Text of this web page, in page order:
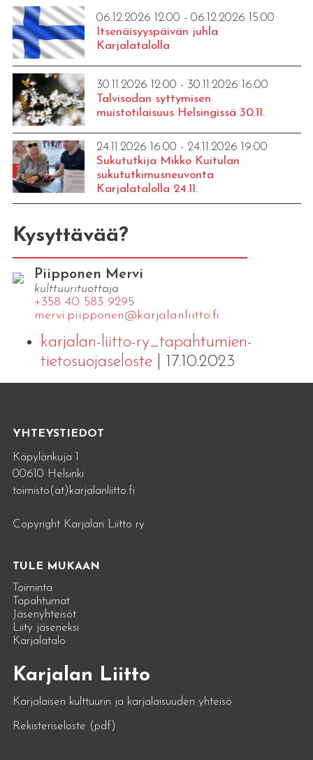
06.12.2026 12:00 - 06.12.2026 15:00
Itsenäisyyspäivän juhla
Karjalatalolla
30.11.2026 12:00 - 30.11.2026 16:00
Talvisodan syttymisen
muistotilaisuus Helsingissä 30.11.
24.11.2026 16:00 - 24.11.2026 19:00
Sukututkija Mikko Kuitulan
sukututkimusneuvonta
Karjalatalolla 24.11.
Kysyttävää?
Piipponen Mervi
kulttuurituottaja
+358 40 583 9295
mervi.​piipponen@​kar​jala​nlii​tto.​fi
karjalan-liitto-ry_tapahtumien-
tietosuojaseloste| 17.10.2023
YHTEYSTIEDOT
Käpylänkuja 1
00610 Helsinki
toimisto(at)karjalanliitto.fi
Copyright Karjalan Liitto ry
TULE MUKAAN
Toiminta
Tapahtumat
Jäsenyhteisöt
Liity jäseneksi
Karjalatalo
Karjalan Liitto
Karjalaisen kulttuurin ja karjalaisuuden yhteisö
Rekisteriseloste (pdf)